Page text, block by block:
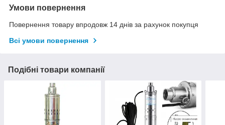
Умови повернення
Повернення товару впродовж 14 днів за рахунок покупця
Всі умови повернення
Подібні товари компанії